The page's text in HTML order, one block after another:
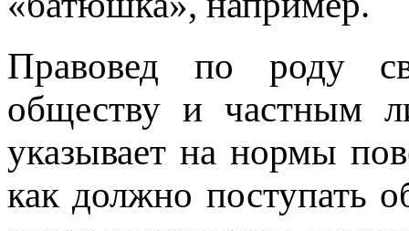
Правовед по роду
обществу и частным
указывает на нормы
как должно поступать